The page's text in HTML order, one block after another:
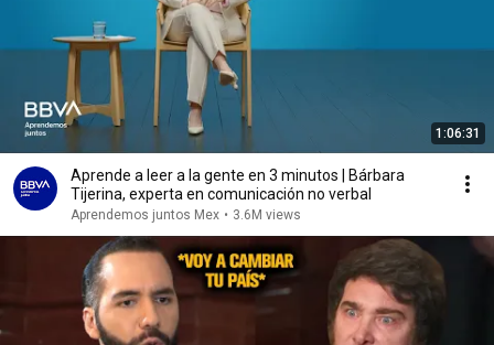
1:06:31
Aprende a leer a la gente en 3 minutos | Bárbara
Tijerina, experta en comunicación no verbal
Aprendemos juntos Mex • 3.6M views